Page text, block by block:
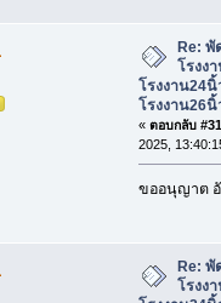
Re:
โรงง
โรงงาน24
โรงงาน26
« ตอบกลับ
2025,
ขออนุญาต
Re: พั
โรงง